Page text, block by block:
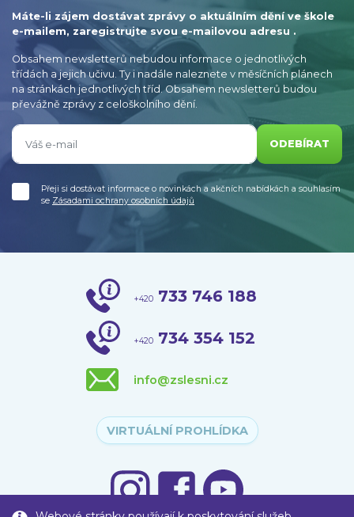
Máte-li zájem dostávat zprávy o aktuálním dění ve škole
e-mailem, zaregistrujte svou e-mailovou adresu .
Obsahem newsletterů nebudou informace o jednotlivých
třídách a jejich učivu. Ty i nadále naleznete v měsíčních plánech
na stránkách jednotlivých tříd. Obsahem newsletterů budou
převážně zprávy z celoškolního dění.
ODEBÍRAT
Přeji si dostávat informace o novinkách a akčních nabídkách a souhlasím
se Zásadami ochrany osobních údajů
+420 733 746 188
+420 734 354 152
info@zslesni.cz
VIRTUÁLNÍ PROHLÍDKA